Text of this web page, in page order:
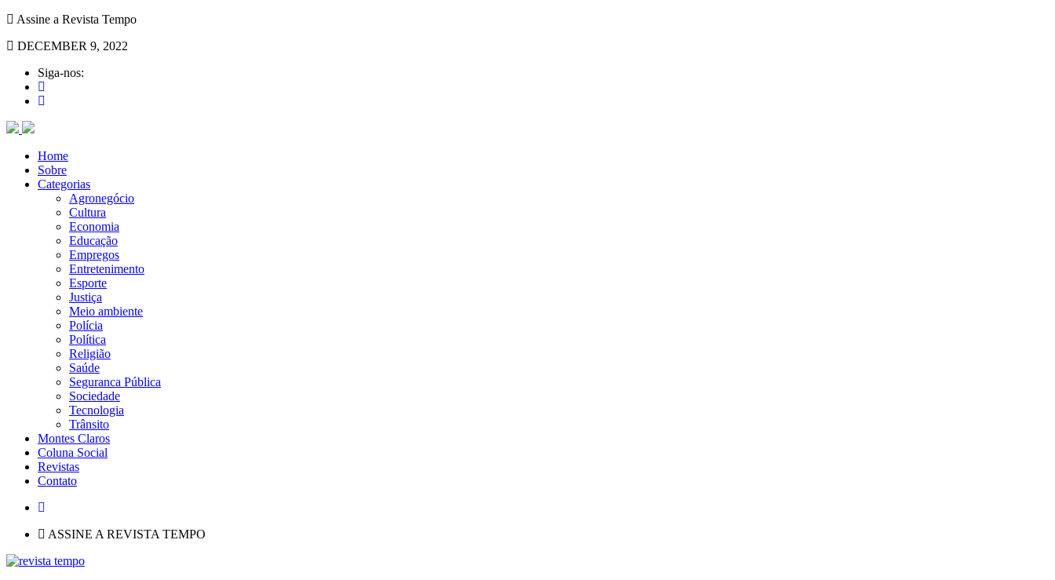
Assine a Revista Tempo
DECEMBER 9, 2022
Siga-nos:
Home
Sobre
Categorias
Agronegócio
Cultura
Economia
Educação
Empregos
Entretenimento
Esporte
Justiça
Meio ambiente
Polícia
Política
Religião
Saúde
Seguranca Pública
Sociedade
Tecnologia
Trânsito
Montes Claros
Coluna Social
Revistas
Contato
ASSINE A REVISTA TEMPO